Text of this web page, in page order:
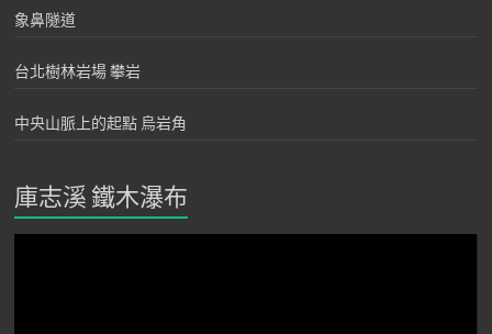
象鼻隧道
台北樹林岩場 攀岩
中央山脈上的起點 烏岩角
庫志溪 鐵木瀑布